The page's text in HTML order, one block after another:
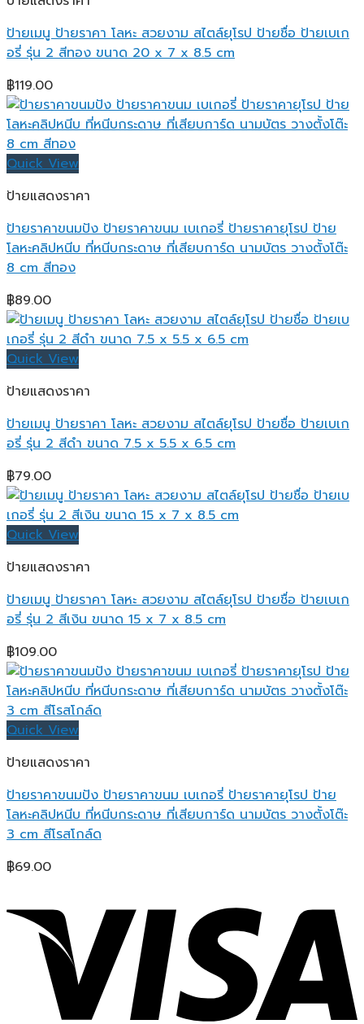
ป้ายเมนู ป้ายราคา โลหะ สวยงาม สไตล์ยุโรป ป้ายชื่อ ป้ายเบเก
อรี่ รุ่น 2 สีทอง ขนาด 20 x 7 x 8.5 cm
฿119.00
Quick View
ป้ายแสดงราคา
ป้ายราคาขนมปัง ป้ายราคาขนม เบเกอรี่ ป้ายราคายุโรป ป้าย
โลหะคลิปหนีบ ที่หนีบกระดาษ ที่เสียบการ์ด นามบัตร วางตั้งโต๊ะ
8 cm สีทอง
฿89.00
Quick View
ป้ายแสดงราคา
ป้ายเมนู ป้ายราคา โลหะ สวยงาม สไตล์ยุโรป ป้ายชื่อ ป้ายเบเก
อรี่ รุ่น 2 สีดำ ขนาด 7.5 x 5.5 x 6.5 cm
฿79.00
Quick View
ป้ายแสดงราคา
ป้ายเมนู ป้ายราคา โลหะ สวยงาม สไตล์ยุโรป ป้ายชื่อ ป้ายเบเก
อรี่ รุ่น 2 สีเงิน ขนาด 15 x 7 x 8.5 cm
฿109.00
Quick View
ป้ายแสดงราคา
ป้ายราคาขนมปัง ป้ายราคาขนม เบเกอรี่ ป้ายราคายุโรป ป้าย
โลหะคลิปหนีบ ที่หนีบกระดาษ ที่เสียบการ์ด นามบัตร วางตั้งโต๊ะ
3 cm สีโรสโกล์ด
฿69.00